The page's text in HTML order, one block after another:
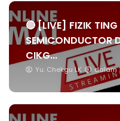
🔴 [LIVE] FIZIK
SEMICONDUCTOR
CIKG...
Yu. Chekgu LK dalam